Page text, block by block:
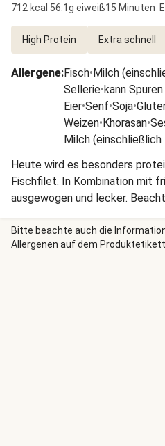
712 kcal 56.1g eiweiß15 Minuten
High Protein Extra schnell
Allergene:Fisch•Milch
Sellerie•kann
Eier•Senf•Soja•
Weizen•Khorasan•
Milch
Heute wird es besonders
Fischfilet. In Kombination mit
ausgewogen und lecker.
tiefgefroren war. Taue ihn vor
auf.
Bitte beachte auch die
Allergenen auf dem Produktetikett.